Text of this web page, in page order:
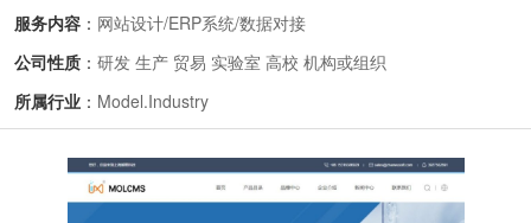
服务内容 ： 网站设计/ERP系统/数据对接
公司性质 ： 研发 生产 贸易 实验室 高校 机构或组织
所属行业 ： Model.Industry